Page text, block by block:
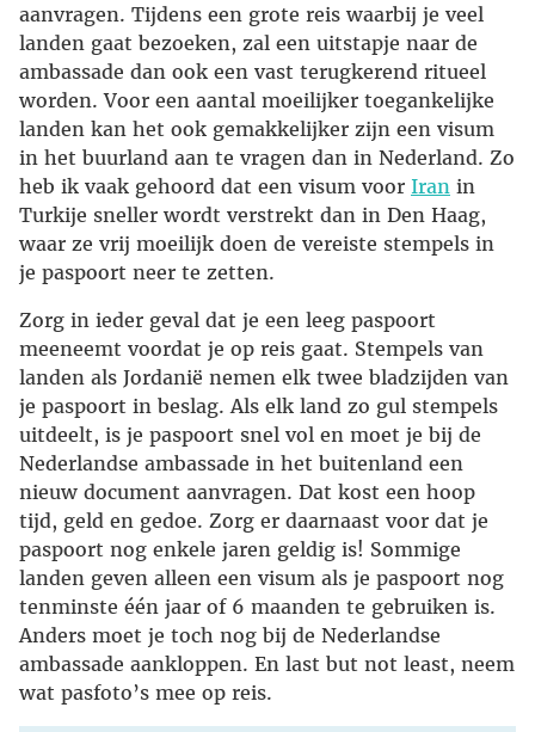
aanvragen. Tijdens een grote reis waarbij je veel
landen gaat bezoeken, zal een uitstapje naar de
ambassade dan ook een vast terugkerend ritueel
worden. Voor een aantal moeilijker toegankelijke
landen kan het ook gemakkelijker zijn een visum
in het buurland aan te vragen dan in Nederland. Zo
heb ik vaak gehoord dat een visum voor Iran in
Turkije sneller wordt verstrekt dan in Den Haag,
waar ze vrij moeilijk doen de vereiste stempels in
je paspoort neer te zetten.
Zorg in ieder geval dat je een leeg paspoort
meeneemt voordat je op reis gaat. Stempels van
landen als Jordanië nemen elk twee bladzijden van
je paspoort in beslag. Als elk land zo gul stempels
uitdeelt, is je paspoort snel vol en moet je bij de
Nederlandse ambassade in het buitenland een
nieuw document aanvragen. Dat kost een hoop
tijd, geld en gedoe. Zorg er daarnaast voor dat je
paspoort nog enkele jaren geldig is! Sommige
landen geven alleen een visum als je paspoort nog
tenminste één jaar of 6 maanden te gebruiken is.
Anders moet je toch nog bij de Nederlandse
ambassade aankloppen. En last but not least, neem
wat pasfoto’s mee op reis.